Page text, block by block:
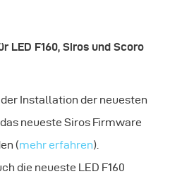
LED F160, Siros und Scoro
Installation der neuesten
neueste Siros Firmware
(mehr erfahren).
die neueste LED F160